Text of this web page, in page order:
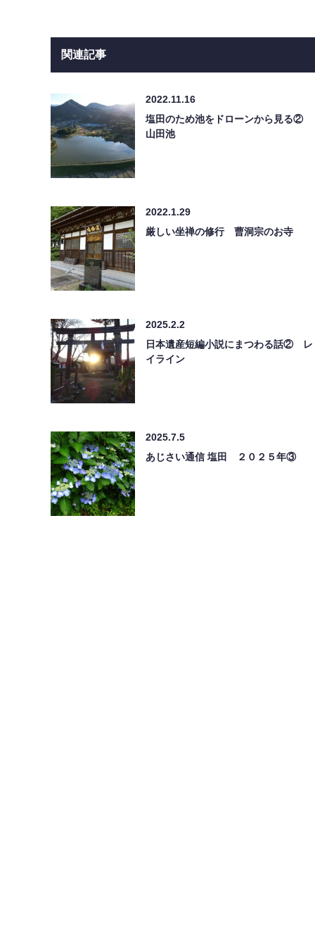
関連記事
2022.11.16
塩田のため池をドローンから見る②
山田池
2022.1.29
厳しい坐禅の修行 曹洞宗のお寺
2025.2.2
日本遺産短編小説にまつわる話② レ
イライン
2025.7.5
あじさい通信 塩田 ２０２５年③